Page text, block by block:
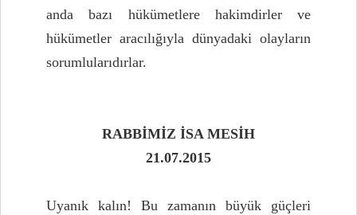
anda bazı hükümetlere hakimdirler ve
hükümetler aracılığıyla dünyadaki olayların
sorumlularıdırlar.
RABBİMİZ İSA MESİH
21.07.2015
Uyanık kalın! Bu zamanın büyük güçleri